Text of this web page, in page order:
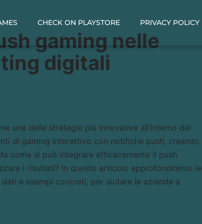
CHECK ON PLAYSTORE PRIVACY POLICY
gaming nelle
digitali
una delle strategie più innovative all’interno del
di gaming interattivo con notifiche push, creando
come si può integrare efficacemente il push
i risultati? In questo articolo approfondiremo le
e esempi concreti, per aiutare le aziende a